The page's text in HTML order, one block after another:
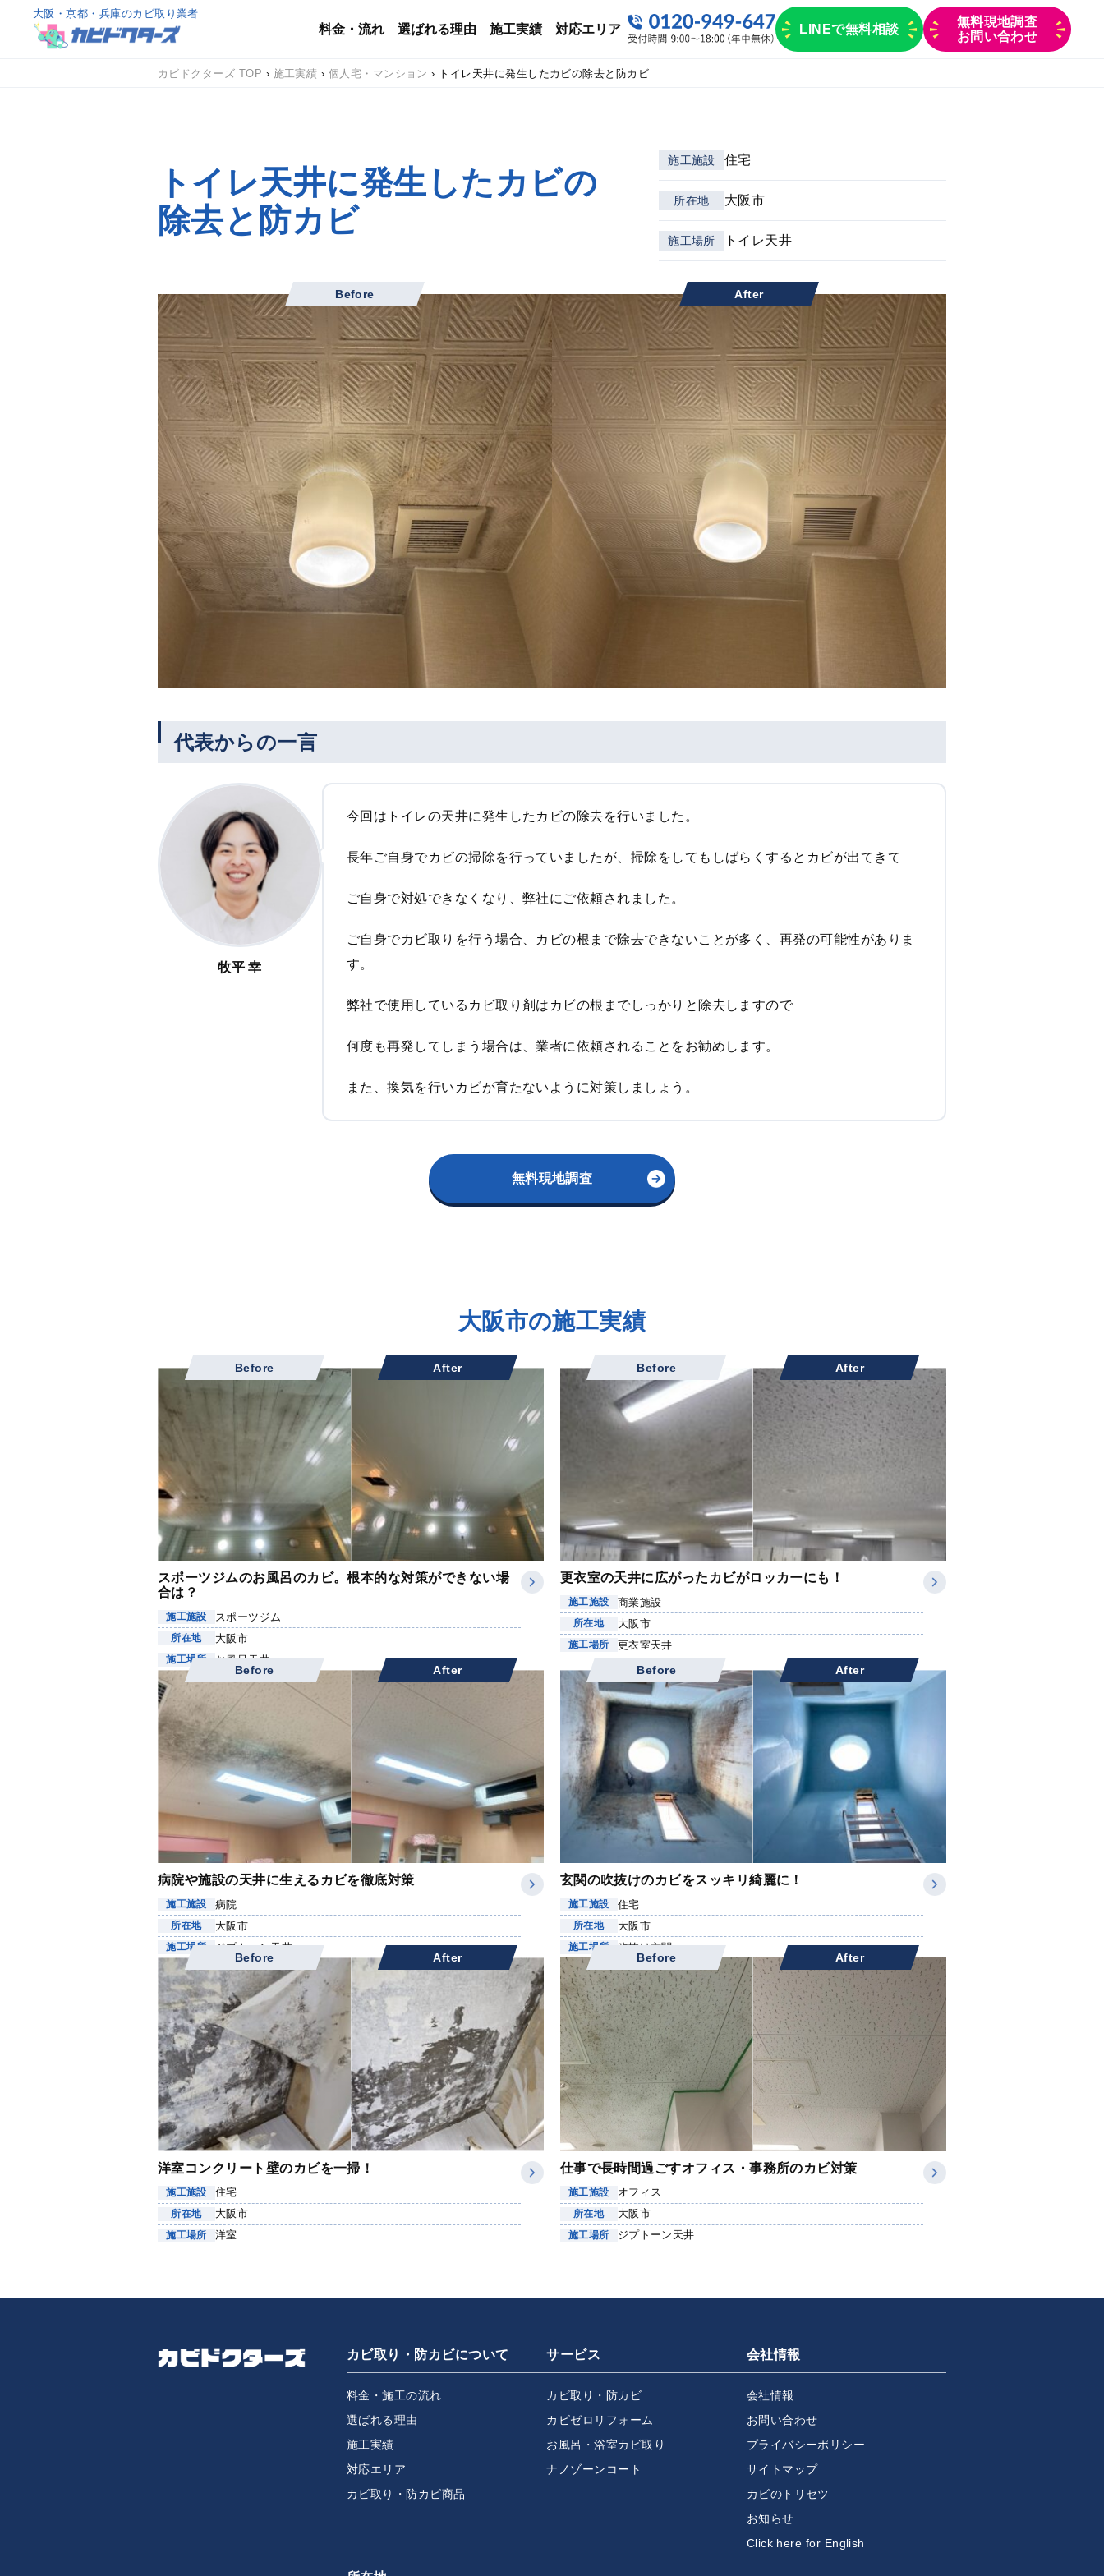
大阪・京都・兵庫のカビ取り業者
料金・流れ 選ばれる理由 施工実績 対応エリア LINEで無料相談
無料現地調査
お問い合わせ
カビドクターズ TOP › 施工実績 › 個人宅・マンション› トイレ天井に発生したカビの除去と防カビ
トイレ天井に発生したカビの
除去と防カビ
施工施設 住宅
所在地 大阪市
施工場所 トイレ天井
Before After
代表からの一言
今回はトイレの天井に発生したカビの除去を行いました。
長年ご自身でカビの掃除を行っていましたが、掃除をしてもしばらくするとカビが出てきて
ご自身で対処できなくなり、弊社にご依頼されました。
ご自身でカビ取りを行う場合、カビの根まで除去できないことが多く、再発の可能性がありま
す。
弊社で使用しているカビ取り剤はカビの根までしっかりと除去しますので
何度も再発してしまう場合は、業者に依頼されることをお勧めします。
また、換気を行いカビが育たないように対策しましょう。
牧平 幸
無料現地調査
大阪市の施工実績
Before After
スポーツジムのお風呂のカビ。根本的な対策ができない場
合は？
施工施設 スポーツジム
所在地 大阪市
施工場所 お風呂天井
Before After
更衣室の天井に広がったカビがロッカーにも！
施工施設 商業施設
所在地 大阪市
施工場所 更衣室天井
Before After
病院や施設の天井に生えるカビを徹底対策
施工施設 病院
所在地 大阪市
施工場所 ジプトーン天井
Before After
玄関の吹抜けのカビをスッキリ綺麗に！
施工施設 住宅
所在地 大阪市
施工場所 吹抜け玄関
Before After
洋室コンクリート壁のカビを一掃！
施工施設 住宅
所在地 大阪市
施工場所 洋室
Before After
仕事で長時間過ごすオフィス・事務所のカビ対策
施工施設 オフィス
所在地 大阪市
施工場所 ジプトーン天井
カビ取り・防カビについて
料金・施工の流れ
選ばれる理由
施工実績
対応エリア
カビ取り・防カビ商品
サービス
カビ取り・防カビ
カビゼロリフォーム
お風呂・浴室カビ取り
ナノゾーンコート
会社情報
会社情報
お問い合わせ
プライバシーポリシー
サイトマップ
カビのトリセツ
お知らせ
Click here for English